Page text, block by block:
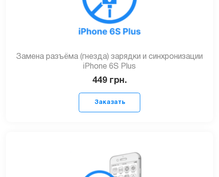
Замена разъёма (гнезда) зарядки и синхронизации
iPhone 6S Plus
449 грн.
Заказать